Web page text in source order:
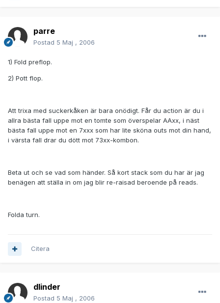
parre
Postad 5 Maj , 2006
1) Fold preflop.
2) Pott flop.
Att trixa med suckerkåken är bara onödigt. Får du action är du i
allra bästa fall uppe mot en tomte som överspelar AAxx, i näst
bästa fall uppe mot en 7xxx som har lite sköna outs mot din hand,
i värsta fall drar du dött mot 73xx-kombon.
Beta ut och se vad som händer. Så kort stack som du har är jag
benägen att ställa in om jag blir re-raisad beroende på reads.
Folda turn.
Citera
dlinder
Postad 5 Maj , 2006